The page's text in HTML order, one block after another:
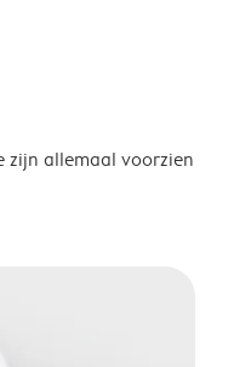
zijn allemaal voorzien